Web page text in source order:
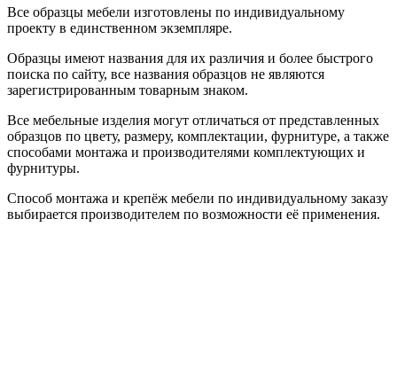
Все образцы мебели изготовлены по индивидуальному
проекту в единственном экземпляре.
Образцы имеют названия для их различия и более быстрого
поиска по сайту, все названия образцов не являются
зарегистрированным товарным знаком.
Все мебельные изделия могут отличаться от представленных
образцов по цвету, размеру, комплектации, фурнитуре, а также
способами монтажа и производителями комплектующих и
фурнитуры.
Способ монтажа и крепёж мебели по индивидуальному заказу
выбирается производителем по возможности её применения.